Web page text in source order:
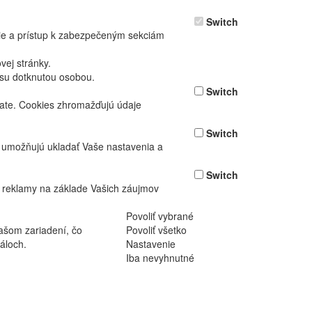
a prístup k zabezpečeným sekciám
stránky.
dotknutou osobou.
Switch
Cookies zhromažďujú údaje
Switch
ukladať Vaše nastavenia a
Switch
na základe Vašich záujmov
Switch
Povoliť vybrané
zariadení, čo
Povoliť všetko
Nastavenie
Iba nevyhnutné